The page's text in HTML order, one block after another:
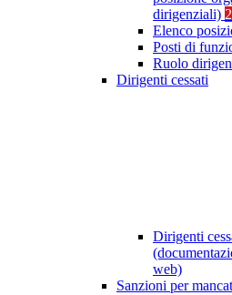
dirigenziali) 2
Elenco
Posti di
Ruolo
Dirigenti cessati
Dirigenti
web)
Sanzioni per